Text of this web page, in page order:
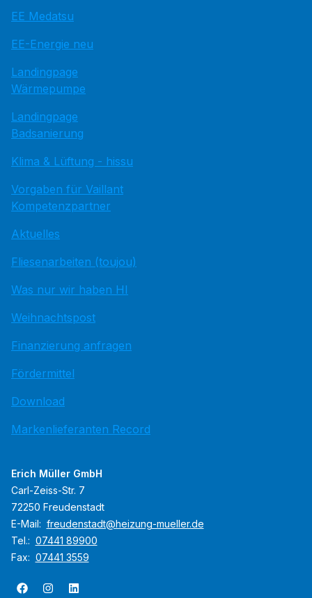
EE Medatsu
EE-Energie neu
Landingpage
Wärmepumpe
Landingpage
Badsanierung
Klima & Lüftung - hissu
Vorgaben für Vaillant
Kompetenzpartner
Aktuelles
Fliesenarbeiten (toujou)
Was nur wir haben HI
Weihnachtspost
Finanzierung anfragen
Fördermittel
Download
Markenlieferanten Record
Erich Müller GmbH
Carl-Zeiss-Str. 7
72250 Freudenstadt
E-Mail: freudenstadt@heizung-mueller.de
Tel.: 07441 89900
Fax: 07441 3559